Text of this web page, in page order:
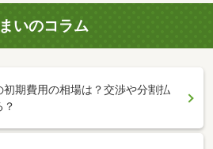
いのコラム
初期費用の相場は？交渉や分割払
？